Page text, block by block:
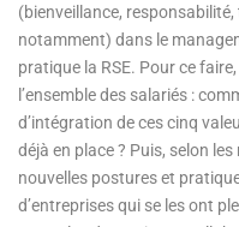
(bienveillance,
notamment) dans le
pratique la RSE. Pour ce
l’ensemble des salariés :
d’intégration de ces cinq
déjà en place ? Puis, selon
nouvelles postures et
d’entreprises qui se les ont